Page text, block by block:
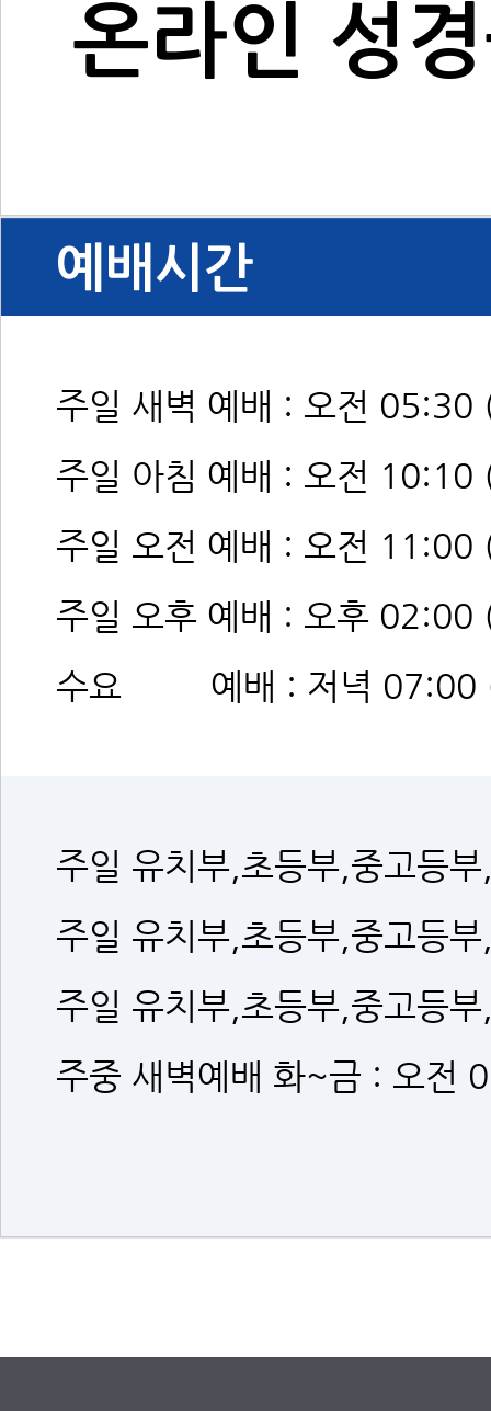
온라인 성
예배시간
주일 새벽 예배 : 오전 05:30
주일 아침 예배 : 오전 10:10
주일 오전 예배 : 오전 11:00
주일 오후 예배 : 오후 02:00
수요 예배 : 저녁 07:00 (
주일 유치부,초등부,중고등
주일 유치부,초등부,중고등
주일 유치부,초등부,중고등
주중 새벽예배 화~금 : 오전